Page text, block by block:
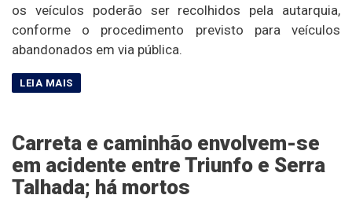
os veículos poderão ser recolhidos pela autarquia,
conforme o procedimento previsto para veículos
abandonados em via pública.
Carreta e caminhão envolvem-se
em acidente entre Triunfo e Serra
Talhada; há mortos